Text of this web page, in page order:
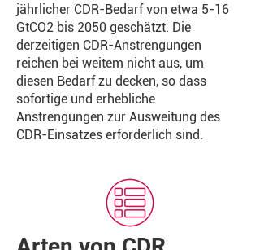
jährlicher CDR-Bedarf von etwa 5-16
GtCO2 bis 2050 geschätzt. Die
derzeitigen CDR-Anstrengungen
reichen bei weitem nicht aus, um
diesen Bedarf zu decken, so dass
sofortige und erhebliche
Anstrengungen zur Ausweitung des
CDR-Einsatzes erforderlich sind.